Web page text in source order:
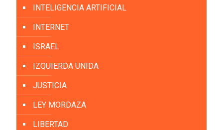
INTELIGENCIA ARTIFICIAL
INTERNET
ISRAEL
IZQUIERDA UNIDA
JUSTICIA
LEY MORDAZA
LIBERTAD